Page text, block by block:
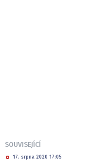
SOUVISEJÍCÍ
17. srpna 2020 17:05